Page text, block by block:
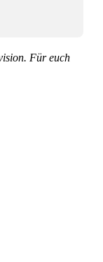
Für euch